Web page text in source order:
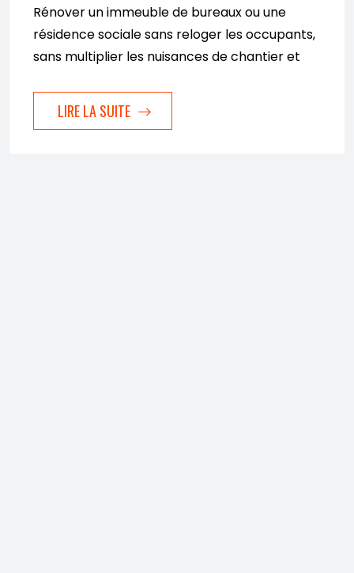
Rénover un immeuble de bureaux ou une
résidence sociale sans reloger les occupants,
sans multiplier les nuisances de chantier et
LIRE LA SUITE